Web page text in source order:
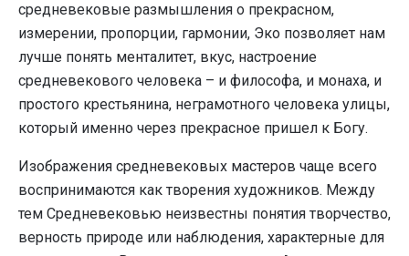
средневековые размышления о прекрасном,
измерении, пропорции, гармонии, Эко позволяет нам
лучше понять менталитет, вкус, настроение
средневекового человека – и философа, и монаха, и
простого крестьянина, неграмотного человека улицы,
который именно через прекрасное пришел к Богу.
Изображения средневековых мастеров чаще всего
воспринимаются как творения художников. Между
тем Средневековью неизвестны понятия творчество,
верность природе или наблюдения, характерные для